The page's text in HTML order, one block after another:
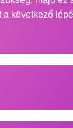
a következő